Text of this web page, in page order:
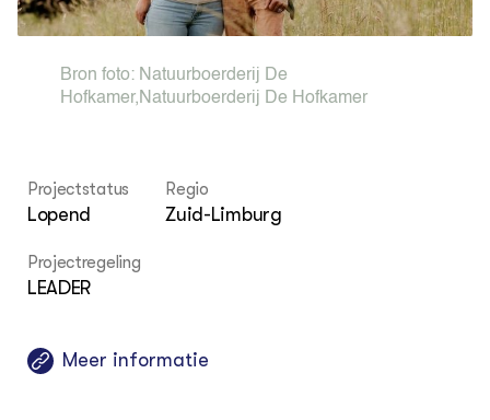
ZIE OOK
In de regio
Projecten
LEREN
Contact
Bron foto: Natuurboerderij De
Hofkamer,Natuurboerderij De Hofkamer
Projectstatus
Lopend
Regio
Zuid-Limburg
Projectregeling
LEADER
Meer informatie